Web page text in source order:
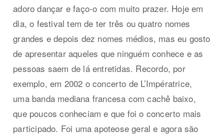
adoro dançar e faço-o com muito prazer. Hoje em
dia, o festival tem de ter três ou quatro nomes
grandes e depois dez nomes médios, mas eu gosto
de apresentar aqueles que ninguém conhece e as
pessoas saem de lá entretidas. Recordo, por
exemplo, em 2002 o concerto de L’Impératrice,
uma banda mediana francesa com cachê baixo,
que poucos conheciam e que foi o concerto mais
participado. Foi uma apoteose geral e agora são